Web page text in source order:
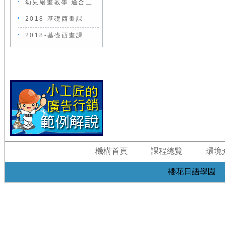
幼兒繪畫教學 適合三
2018-基礎西畫課
2018-基礎西畫課
機構首頁 課程總覽 環境
櫻花日語學園